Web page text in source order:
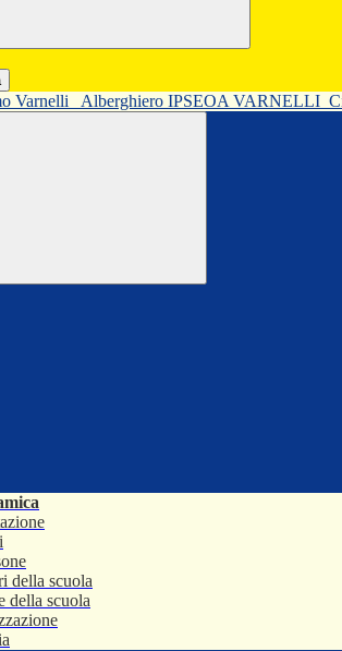
Alberghiero IPSEOA VARNELLI
della scuola
della scuola